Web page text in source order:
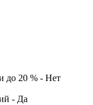
до 20 % - Нет
- Да